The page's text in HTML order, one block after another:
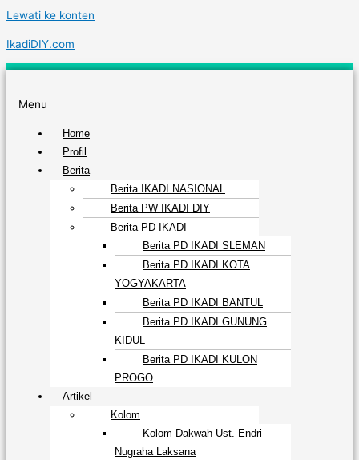
Lewati ke konten
IkadiDIY.com
Menu
Home
Profil
Berita
Berita IKADI NASIONAL
Berita PW IKADI DIY
Berita PD IKADI
Berita PD IKADI SLEMAN
Berita PD IKADI KOTA
YOGYAKARTA
Berita PD IKADI BANTUL
Berita PD IKADI GUNUNG
KIDUL
Berita PD IKADI KULON
PROGO
Artikel
Kolom
Kolom Dakwah Ust. Endri
Nugraha Laksana